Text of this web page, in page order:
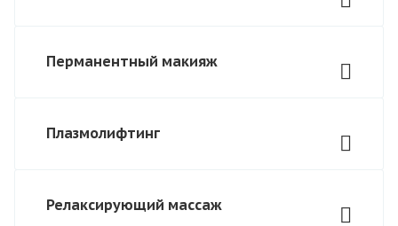
Перманентный макияж
Плазмолифтинг
Релаксирующий массаж